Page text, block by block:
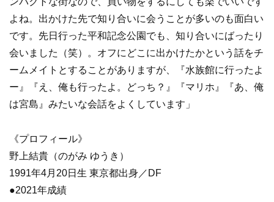
よね。出かけた先で知り合いに会うことが多いのも面白い
です。先日行った平和記念公園でも、知り合いにばったり
会いました（笑）。オフにどこに出かけたかという話をチ
ームメイトとすることがありますが、『水族館に行ったよ
ー』『え、俺も行ったよ。どっち？』『マリホ』『あ、俺
は宮島』みたいな会話をよくしています」
《プロフィール》
野上結貴（のがみ ゆうき）
1991年4月20日生 東京都出身／DF
●2021年成績